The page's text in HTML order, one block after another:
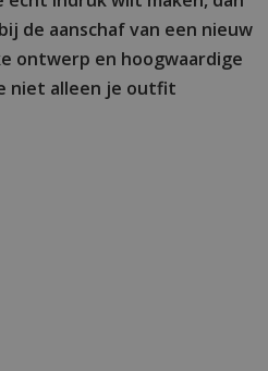
de aanschaf van een nieuw
ontwerp en hoogwaardige
niet alleen je outfit